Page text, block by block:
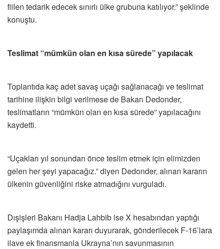
fiilen tedarik edecek sınırlı ülke grubuna katılıyor.” şeklinde
konuştu.
Teslimat “mümkün olan en kısa sürede” yapılacak
Toplantıda kaç adet savaş uçağı sağlanacağı ve teslimat
tarihine ilişkin bilgi verilmese de Bakan Dedonder,
teslimatların “mümkün olan en kısa sürede” yapılacağını
kaydetti.
“Uçakları yıl sonundan önce teslim etmek için elimizden
gelen her şeyi yapacağız.” diyen Dedonder, alınan kararın
ülkenin güvenliğini riske atmadığını vurguladı.
Dışişleri Bakanı Hadja Lahbib ise X hesabından yaptığı
paylaşımda alınan kararı duyurarak, gönderilecek F-16’lara
ilave ek finansmanla Ukrayna’nın savunmasının